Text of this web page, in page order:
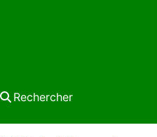
Rechercher